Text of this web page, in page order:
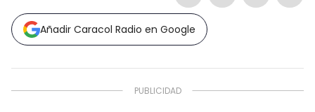
Añadir Caracol Radio en Google